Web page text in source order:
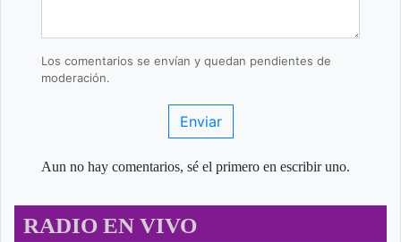
Los comentarios se envían y quedan pendientes de
moderación.
Enviar
Aun no hay comentarios, sé el primero en escribir uno.
RADIO EN VIVO